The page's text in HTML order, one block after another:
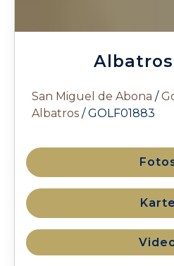
San Miguel de Abona /
Albatros / GOLF01883
Karte